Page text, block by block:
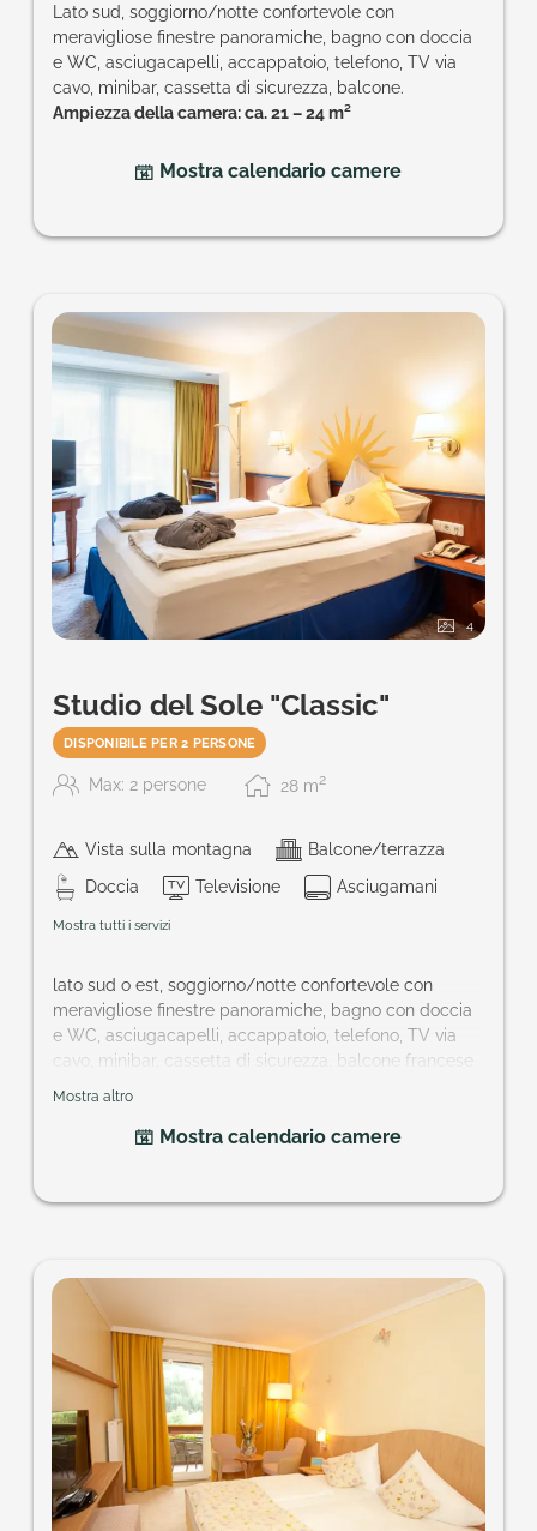
Lato sud, soggiorno/notte confortevole con
meravigliose finestre panoramiche, bagno con doccia
e WC, asciugacapelli, accappatoio, telefono, TV via
cavo, minibar, cassetta di sicurezza, balcone.
Ampiezza della camera: ca. 21 – 24 m²
Mostra calendario camere
4
Studio del Sole "Classic"
DISPONIBILE PER 2 PERSONE
Max: 2 persone 28 m2
Vista sulla montagna
Balcone/terrazza
Doccia
Televisione Asciugamani
Mostra tutti i servizi
lato sud o est, soggiorno/notte confortevole con
meravigliose finestre panoramiche, bagno con doccia
e WC, asciugacapelli, accappatoio, telefono, TV via
cavo, minibar, cassetta di sicurezza, balcone francese
o terrazzo.
Mostra altro
Mostra calendario camere